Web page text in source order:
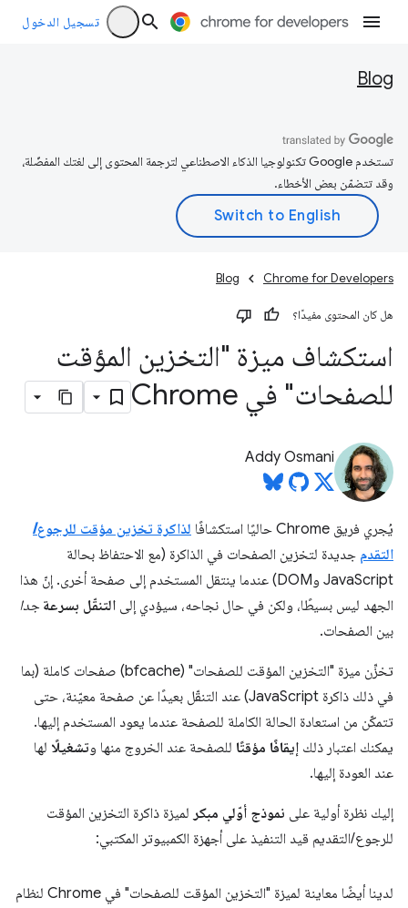
تسجيل الدخول
Blog
تستخدم Google تكنولوجيا الذكاء الاصطناعي لترجمة المحتوى إلى لغتك المفضّلة،
وقد تتضمّن بعض الأخطاء.
Chrome for Developers
Blog
هل كان المحتوى مفيدًا؟
استكشاف ميزة "التخزين المؤقت
للصفحات" في Chrome
Addy Osmani
يُجري فريق Chrome حاليًا استكشافًا
لذاكرة تخزين مؤقت للرجوع/
التقدم جديدة لتخزين الصفحات في الذاكرة (مع الاحتفاظ بحالة
JavaScript وDOM) عندما ينتقل المستخدم إلى صفحة أخرى. إنّ هذا
الجهد ليس بسيطًا، ولكن في حال نجاحه، سيؤدي إلى التنقّل بسرعة جدا
بين الصفحات.
تخزِّن ميزة "التخزين المؤقت للصفحات" (bfcache) صفحات كاملة (بما
في ذلك ذاكرة JavaScript) عند التنقّل بعيدًا عن صفحة معيّنة، حتى
تتمكّن من استعادة الحالة الكاملة للصفحة عندما يعود المستخدم إليها.
يمكنك اعتبار ذلك إيقافًا مؤقتًا للصفحة عند الخروج منها وتشغيلًا لها
عند العودة إليها.
إليك نظرة أولية على نموذج أوّلي مبكر لميزة ذاكرة التخزين المؤقت
للرجوع/التقديم قيد التنفيذ على أجهزة الكمبيوتر المكتبي:
لدينا أيضًا معاينة لميزة "التخزين المؤقت للصفحات" في Chrome لنظام